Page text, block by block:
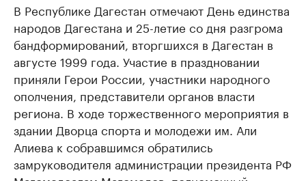
В Республике Дагестан отмечают День единства
народов Дагестана и 25-летие со дня разгрома
бандформирований, вторгшихся в Дагестан в
августе 1999 года. Участие в праздновании
приняли Герои России, участники народного
ополчения, представители органов власти
региона. В ходе торжественного мероприятия в
здании Дворца спорта и молодежи им. Али
Алиева к собравшимся обратились
замруководителя администрации президента РФ